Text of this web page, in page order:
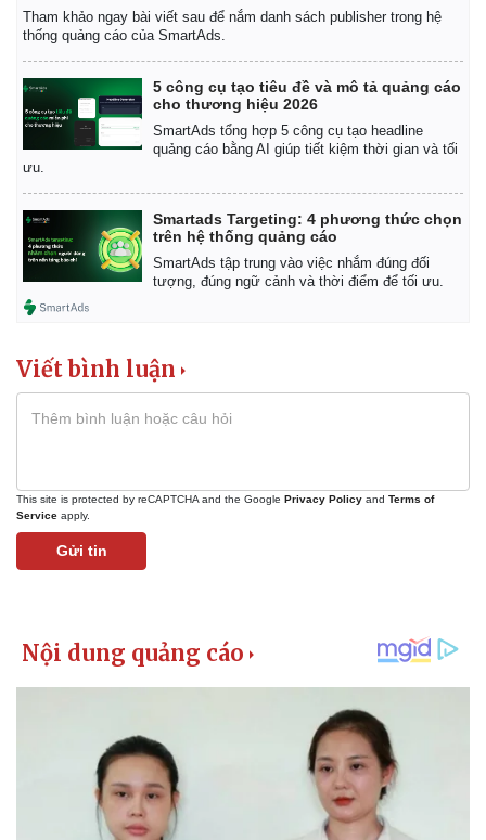
Kinh tế
Bất động sản
Khởi nghiệp
Thị trường
Giá vàng
Tham khảo ngay bài viết sau để nắm danh sách publisher trong hệ
thống quảng cáo của SmartAds.
5 công cụ tạo tiêu đề và mô tả quảng cáo
cho thương hiệu 2026
SmartAds tổng hợp 5 công cụ tạo headline
quảng cáo bằng AI giúp tiết kiệm thời gian và tối
ưu.
Smartads Targeting: 4 phương thức chọn
trên hệ thống quảng cáo
SmartAds tập trung vào việc nhắm đúng đối
tượng, đúng ngữ cảnh và thời điểm để tối ưu.
Viết bình luận
This site is protected by reCAPTCHA and the Google Privacy Policy and Terms of
Service apply.
Gửi tin